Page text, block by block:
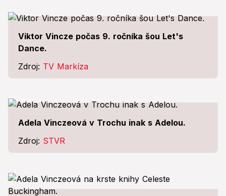
Viktor Vincze počas 9. ročníka šou Let's
Dance.
Zdroj: TV Markíza
Adela Vinczeová v Trochu inak s Adelou.
Zdroj: STVR